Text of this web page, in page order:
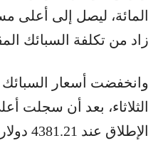
المائة، ليصل إلى أعلى
زاد من تكلفة السبائك
الثلاثاء، بعد أن سجلت